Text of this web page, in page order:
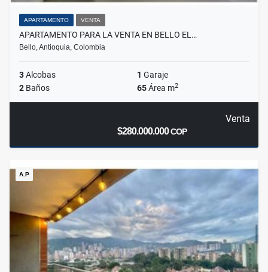
APARTAMENTO VENTA
APARTAMENTO PARA LA VENTA EN BELLO EL…
Bello, Antioquia, Colombia
3Alcobas 1 Garaje
2 Baños 65Área m2
Venta
$280.000.000COP
A.P